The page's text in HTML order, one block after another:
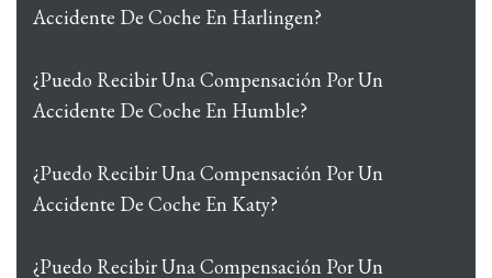
Accidente De Coche En Harlingen?
¿Puedo Recibir Una Compensación Por Un
Accidente De Coche En Humble?
¿Puedo Recibir Una Compensación Por Un
Accidente De Coche En Katy?
¿Puedo Recibir Una Compensación Por Un